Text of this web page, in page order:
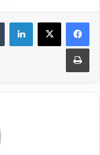
طباعة